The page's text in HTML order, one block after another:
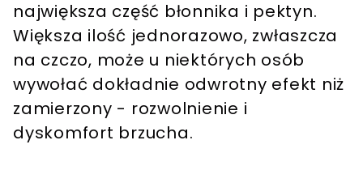
największa część błonnika i pektyn.
Większa ilość jednorazowo, zwłaszcza
na czczo, może u niektórych osób
wywołać dokładnie odwrotny efekt niż
zamierzony - rozwolnienie i
dyskomfort brzucha.